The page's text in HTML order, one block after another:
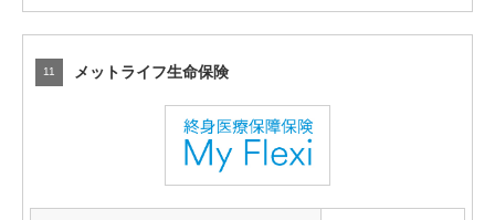
11 メットライフ生命保険